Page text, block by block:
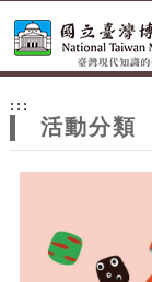
網
站
主
:::
活動分類